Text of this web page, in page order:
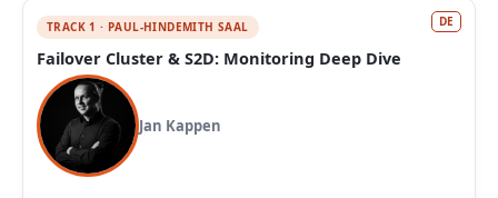
TRACK 1 · PAUL-HINDEMITH SAAL DE
Failover Cluster & S2D: Monitoring Deep Dive
Jan Kappen